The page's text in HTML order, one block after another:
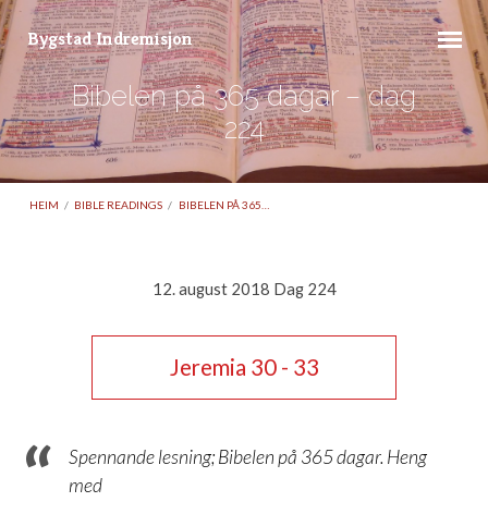
Bygstad Indremisjon
Bibelen på 365 dagar – dag
224
HEIM / BIBLE READINGS / BIBELEN PÅ 365…
–
dag
224
12. august 2018 Dag 224
Jeremia 30 - 33
Spennande lesning; Bibelen på 365 dagar. Heng
med